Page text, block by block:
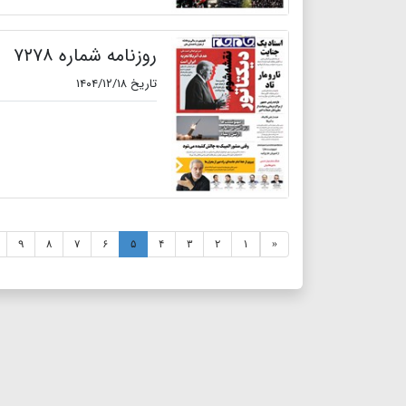
روزنامه شماره ۷۲۷۸
تاریخ ۱۴۰۴/۱۲/۱۸
« ۱ ۲ ۳ ۴ ۵ ۶ ۷ ۸ ۹